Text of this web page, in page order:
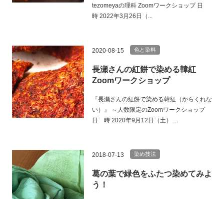
tezomeyaの理科 Zoomワークショップ 日
時 2022年3月26日（...
2020-08-15 色と染料
長瀬さんの紅餅で染める韓紅
Zoomワークショップ
『長瀬さんの紅餅で染める韓紅（からくれな
い）』 ～人数限定のZoomワークショップ
日 時 2020年9月12日（土） ...
2018-07-13 染め技法
葛の葉で緑色をふたつ染めてみよ
う！